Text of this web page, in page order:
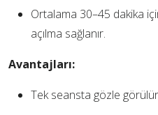
Ortalama 30–45 dakika
açılma sağlanır.
Avantajları:
Tek seansta gözle